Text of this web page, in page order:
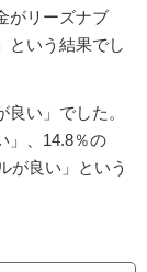
がリーズナブ
という結果でし
い」でした。
」、14.8％の
が良い」という